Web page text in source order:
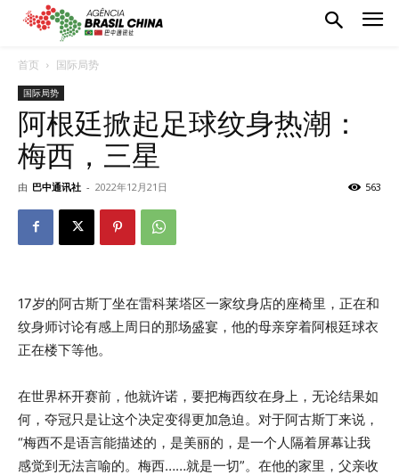
首页 国际局势
国际局势
阿根廷掀起足球纹身热潮：
梅西，三星
由 巴中通讯社 - 2022年12月21日 563
17岁的阿古斯丁坐在雷科莱塔区一家纹身店的座椅里，正在和
纹身师讨论有感上周日的那场盛宴，他的母亲穿着阿根廷球衣
正在楼下等他。
在世界杯开赛前，他就许诺，要把梅西纹在身上，无论结果如
何，夺冠只是让这个决定变得更加急迫。对于阿古斯丁来说，
“梅西不是语言能描述的，是美丽的，是一个人隔着屏幕让我
感觉到无法言喻的。梅西……就是一切”。在他的家里，父亲收